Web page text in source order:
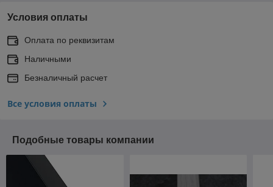
Условия оплаты
Оплата по реквизитам
Наличными
Безналичный расчет
Все условия оплаты
Подобные товары компании